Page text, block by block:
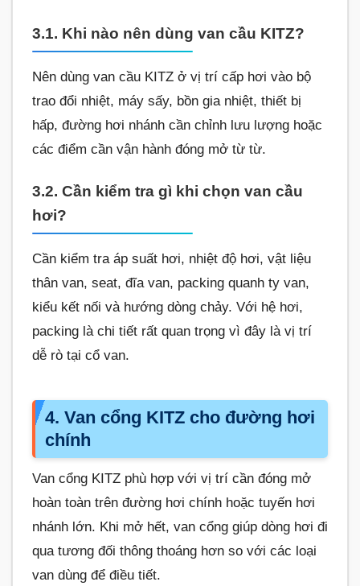
3.1. Khi nào nên dùng van cầu KITZ?
Nên dùng van cầu KITZ ở vị trí cấp hơi vào bộ
trao đổi nhiệt, máy sấy, bồn gia nhiệt, thiết bị
hấp, đường hơi nhánh cần chỉnh lưu lượng hoặc
các điểm cần vận hành đóng mở từ từ.
3.2. Cần kiểm tra gì khi chọn van cầu
hơi?
Cần kiểm tra áp suất hơi, nhiệt độ hơi, vật liệu
thân van, seat, đĩa van, packing quanh ty van,
kiểu kết nối và hướng dòng chảy. Với hệ hơi,
packing là chi tiết rất quan trọng vì đây là vị trí
dễ rò tại cổ van.
4. Van cổng KITZ cho đường hơi
chính
Van cổng KITZ phù hợp với vị trí cần đóng mở
hoàn toàn trên đường hơi chính hoặc tuyến hơi
nhánh lớn. Khi mở hết, van cổng giúp dòng hơi đi
qua tương đối thông thoáng hơn so với các loại
van dùng để điều tiết.